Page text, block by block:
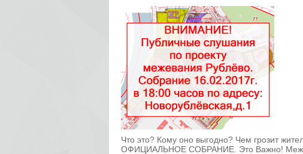
Что это? Кому оно выгодно? Чем грозит
ОФИЦИАЛЬНОЕ СОБРАНИЕ. Это Важно!